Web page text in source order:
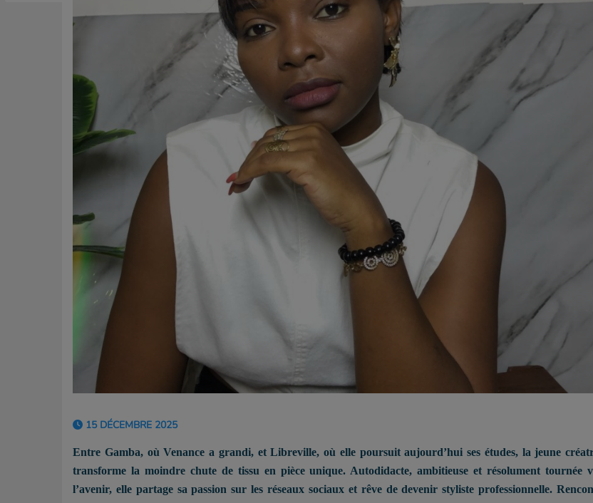
15 DÉCEMBRE 2025
Entre Gamba, où Venance a grandi, et Libreville, où elle poursuit aujourd’hui ses études, la jeune
transforme la moindre chute de tissu en pièce unique. Autodidacte, ambitieuse et résolument tournée
l’avenir, elle partage sa passion sur les réseaux sociaux et rêve de devenir styliste professionnelle.
Big Up Blow